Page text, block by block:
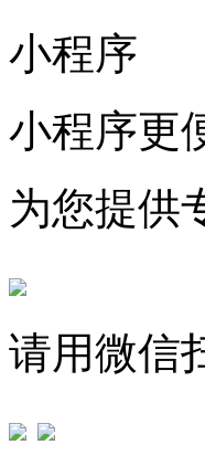
小程序
小程序更
为您提供
请用微信